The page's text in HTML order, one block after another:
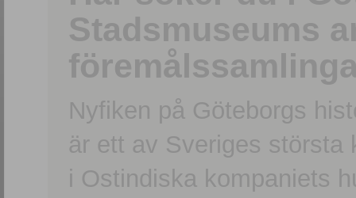
Stadsmuseums
Nyfiken på Göteborgs
är ett av Sveriges största
i Ostindiska kompaniets